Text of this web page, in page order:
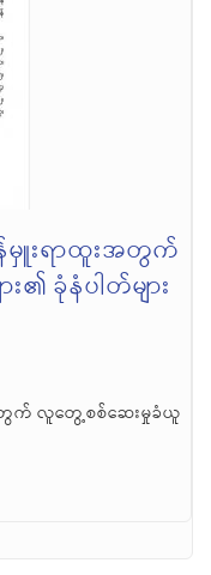
းရာထူးအတွက်
ခုံနံပါတ်များ
က် လူတွေ့စစ်ဆေးမှုခံယူ